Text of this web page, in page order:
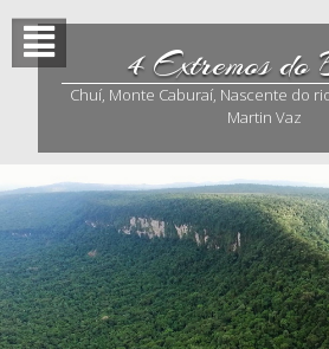
Skip
content
4 Extremos
Chuí, Monte Caburaí, Nascente do
Martin Vaz